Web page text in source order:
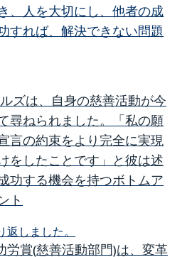
、人を大切にし、他者の成
すれば、解決できない問題
ズは、自身の慈善活動が今
尋ねられました。「私の願
言の約束をより完全に実現
をしたことです」と彼は述
功する機会を持つボトムア
ト
しました。
労賞(慈善活動部門)は、変革